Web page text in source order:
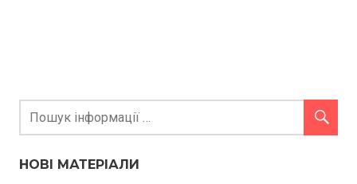
НОВІ МАТЕРІАЛИ